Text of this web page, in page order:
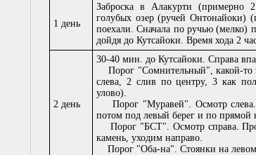
1 день
Заброска в Алакурти (примерно
голубых озер (ручей Онтонайоки)
поехали. Сначала по ручью (мелко)
дойдя до Кутсайоки. Время хода 2
2 день
30-40 мин. до Кутсайоки. Справа
Порог "Сомнительный", какой-то
слева, 2 слив по центру, 3 как
улово).
Порог "Муравей". Осмотр слева.
потом под левый берег и по прямой
Порог "БСТ". Осмотр справа.
камень, уходим направо.
Порог "Оба-на". Стоянки на левом